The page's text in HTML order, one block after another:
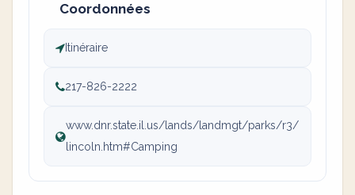
Coordonnées
Itinéraire
217-826-2222
www.dnr.state.il.us/lands/landmgt/parks/r3/
lincoln.htm#Camping